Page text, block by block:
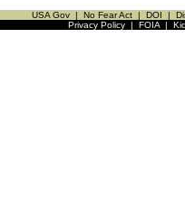
USA Gov | No Fear Act | DOI |
Privacy Policy| FOIA|